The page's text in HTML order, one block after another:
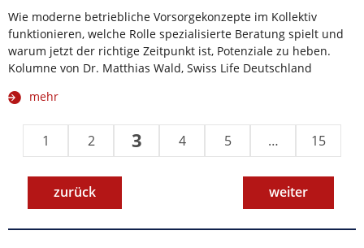
Wie moderne betriebliche Vorsorgekonzepte im Kollektiv
funktionieren, welche Rolle spezialisierte Beratung spielt und
warum jetzt der richtige Zeitpunkt ist, Potenziale zu heben.
Kolumne von Dr. Matthias Wald, Swiss Life Deutschland
mehr
zurück
1 2 3 4 5 … 15
weiter